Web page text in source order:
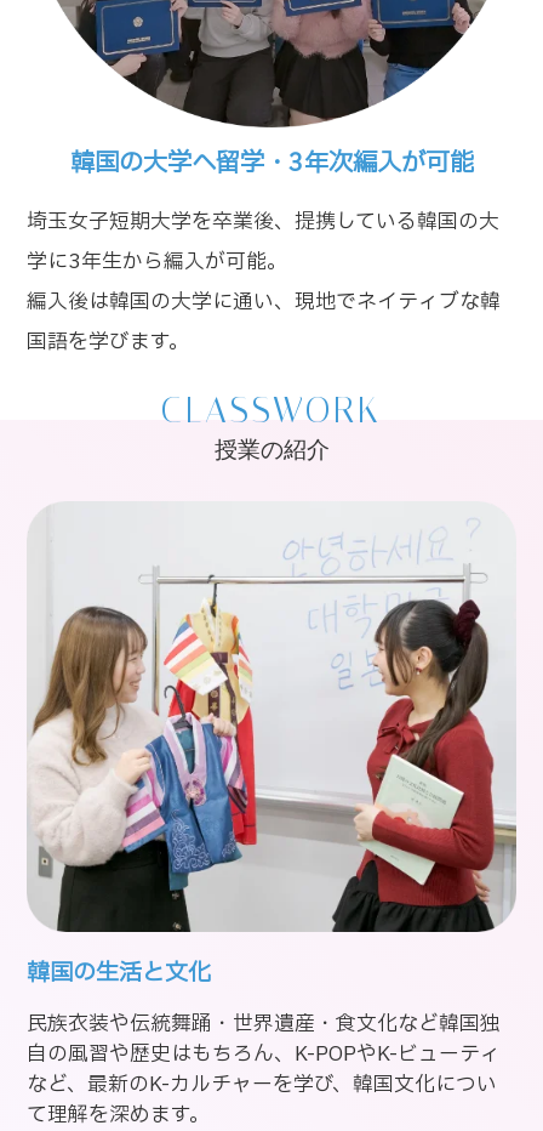
韓国の大学へ留学・3年次編入が可能
埼玉女子短期大学を卒業後、提携している韓国の大
学に3年生から編入が可能。
編入後は韓国の大学に通い、現地でネイティブな韓
国語を学びます。
CLASSWORK
授業の紹介
韓国の生活と文化
民族衣装や伝統舞踊・世界遺産・食文化など韓国独
自の風習や歴史はもちろん、K-POPやK-ビューティ
など、最新のK-カルチャーを学び、韓国文化につい
て理解を深めます。